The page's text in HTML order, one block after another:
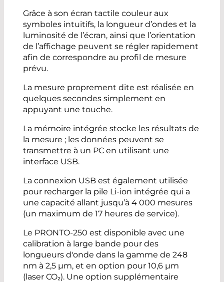
Grâce à son écran tactile couleur aux
symboles intuitifs, la longueur d’ondes et la
luminosité de l’écran, ainsi que l’orientation
de l’affichage peuvent se régler rapidement
afin de correspondre au profil de mesure
prévu.
La mesure proprement dite est réalisée en
quelques secondes simplement en
appuyant une touche.
La mémoire intégrée stocke les résultats de
la mesure ; les données peuvent se
transmettre à un PC en utilisant une
interface USB.
La connexion USB est également utilisée
pour recharger la pile Li-ion intégrée qui a
une capacité allant jusqu’à 4 000 mesures
(un maximum de 17 heures de service).
Le PRONTO-250 est disponible avec une
calibration à large bande pour des
longueurs d'onde dans la gamme de 248
nm à 2,5 µm, et en option pour 10,6 µm
(laser CO₂). Une option supplémentaire